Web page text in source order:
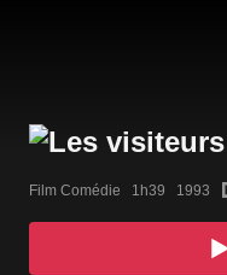
Film Comédie   1h39   1993